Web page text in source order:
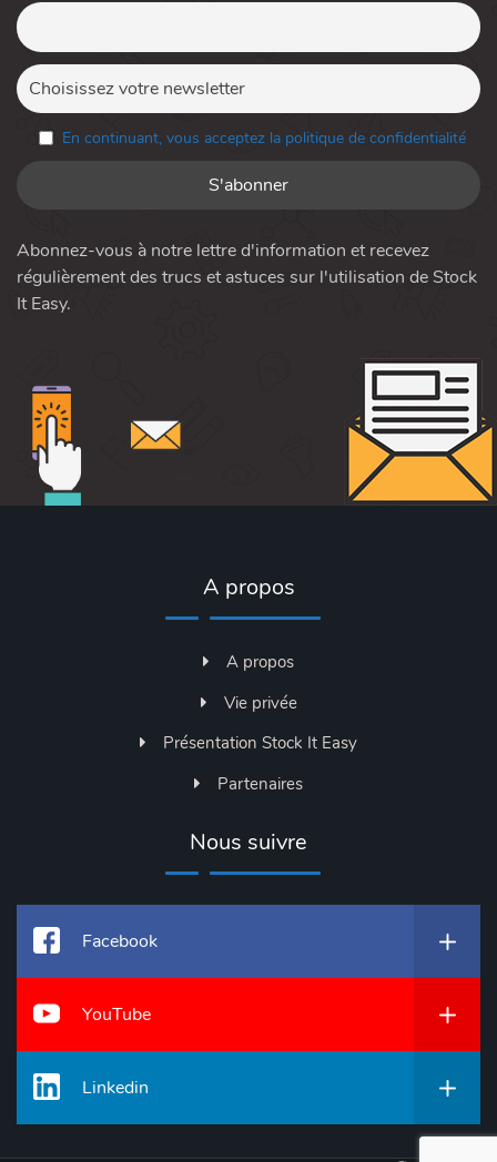
En continuant, vous acceptez la politique de confidentialité
Abonnez-vous à notre lettre d'information et recevez
régulièrement des trucs et astuces sur l'utilisation de Stock
It Easy.
A propos
A propos
Vie privée
Présentation Stock It Easy
Partenaires
Nous suivre
Facebook
YouTube
Linkedin